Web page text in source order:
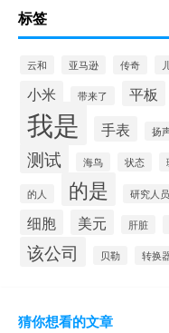
标签
云和 亚马逊 传奇
小米 带来了 平板
我是 手表 扬
测试 海鸟 状态
的人 的是 研究人员
细胞 美元 肝脏
该公司
贝勒 转换
猜你想看的文章